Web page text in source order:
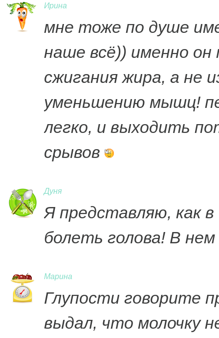
Ирина
мне тоже по душе
наше всё)) именно он
сжигания жира, а не
уменьшению мышц!
легко, и выходить
срывов
Дуня
Я представляю, как
болеть голова! В
Марина
Глупости говорите
выдал, что молочку